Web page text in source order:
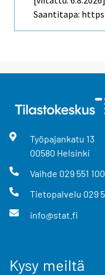
Saantitapa:
Työpajankatu 13
00580 Helsinki
Vaihde 029 551
Tietopalvelu 029
info@stat.fi
Kysy meiltä